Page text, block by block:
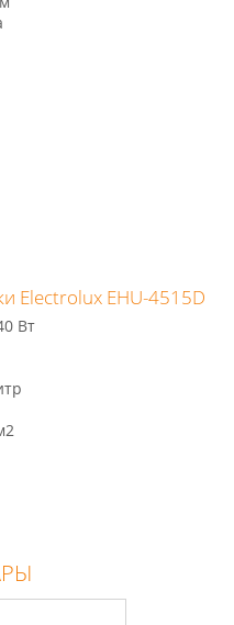
Electrolux EHU-4515D
Вт